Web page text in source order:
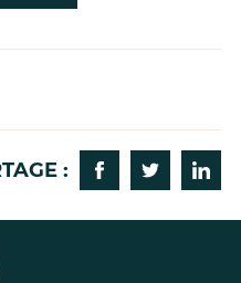
: Partager sur
Partager